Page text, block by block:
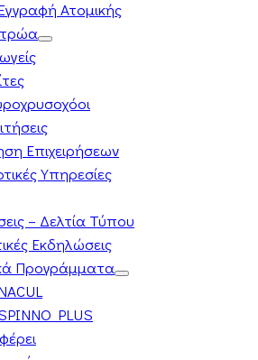
Ατομικής
Επιχειρήσεων
Υπηρεσίες
– Δελτία Τύπου
Εκδηλώσεις
Προγράμματα
PLUS